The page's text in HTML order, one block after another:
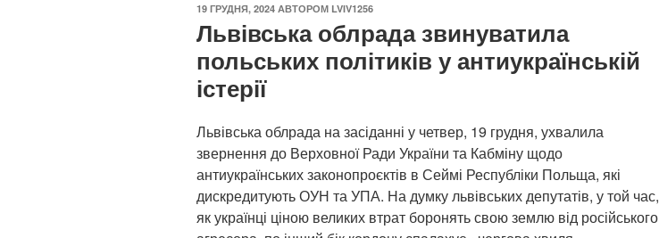
ОПУБЛІКОВАНО
19 ГРУДНЯ, 2024 АВТОРОМ LVIV1256
Львівська облрада звинуватила
польських політиків у антиукраїнській
істерії
Львівська облрада на засіданні у четвер, 19 грудня, ухвалила
звернення до Верховної Ради України та Кабміну щодо
антиукраїнських законопроєктів в Сеймі Республіки Польща, які
дискредитують ОУН та УПА. На думку львівських депутатів, у той час,
як українці ціною великих втрат боронять свою землю від російського